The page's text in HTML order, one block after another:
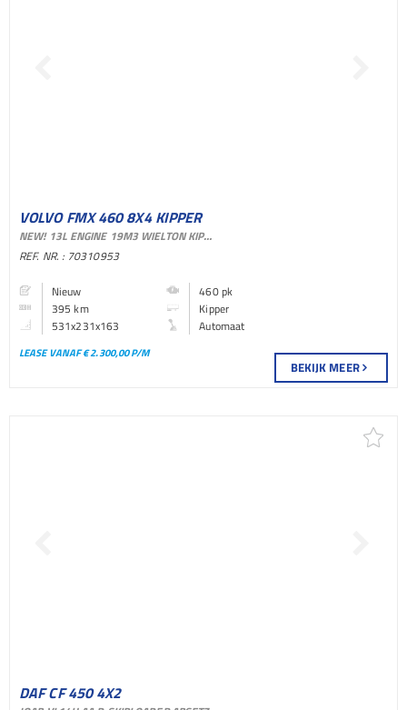
VOLVO FMX 460 8X4 KIPPER
BAKWAGEN
NEW! 13L ENGINE 19M3 WIELTON KIPPER STEELSUSPENSION BIG-AXLE AUTOMATIC EURO 6
REF. NR. : 70310953
Nieuw
460 pk
395 km
Kipper
531x231x163
Automaat
LEASE VANAF € 2.300,00 P/M
BEKIJK MEER
DAF CF 450 4X2